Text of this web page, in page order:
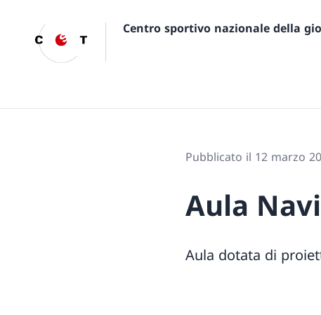
Centro sportivo nazionale della
Pubblicato il 12 marzo
Aula
Aula dotata di